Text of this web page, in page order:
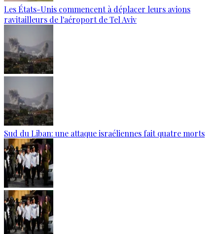
Les États-Unis commencent à déplacer leurs avions
ravitailleurs de l'aéroport de Tel Aviv
Sud du Liban: une attaque israéliennes fait quatre morts